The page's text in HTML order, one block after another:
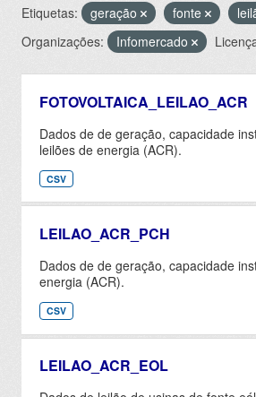
Etiquetas: geração fonte
Organizações:
Infomercado
FOTOVOLTAICA_LEILAO_ACR
Dados de de geração, capacidade
leilões de energia (ACR).
CSV
LEILAO_ACR_PCH
Dados de de geração, capacidade
energia (ACR).
CSV
LEILAO_ACR_EOL